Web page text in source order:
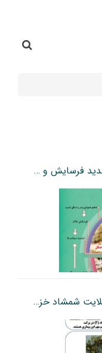
توسعه زراعت زیراشکوب جنگل، تشدید فرسایش و سیلاب‌ها
راهنمای شناسایی و کنترل بیماری بلایت شمشاد خزری